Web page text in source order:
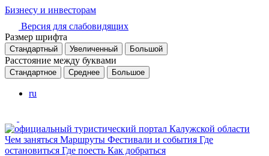
Бизнесу и инвесторам
Версия для слабовидящих
Размер шрифта
Стандартный Увеличенный Большой
Расстояние между буквами
Стандартное Среднее Большое
ru
Чем заняться Маршруты Фестивали и события Где
остановиться Где поесть Как добраться